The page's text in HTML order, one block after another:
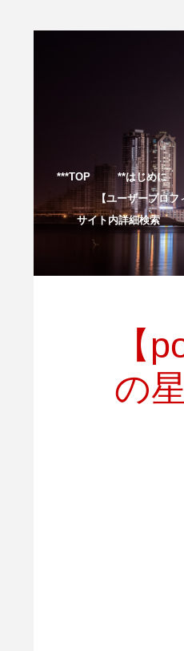
***TOP **はじめに
【ユーザープロフ
サイト内詳細検索
【
の